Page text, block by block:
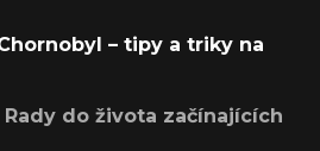
– tipy a triky na
do života začínajících